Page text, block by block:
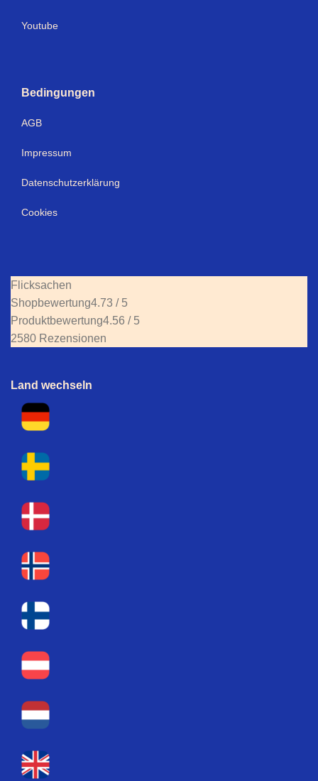
Youtube
Bedingungen
AGB
Impressum
Datenschutzerklärung
Cookies
Flicksachen
Shopbewertung4.73 / 5
Produktbewertung4.56 / 5
2580 Rezensionen
Land wechseln